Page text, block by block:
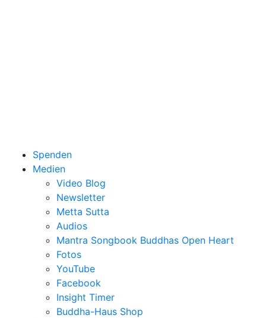
Spenden
Medien
Video Blog
Newsletter
Metta Sutta
Audios
Mantra Songbook Buddhas Open Heart
Fotos
YouTube
Facebook
Insight Timer
Buddha-Haus Shop